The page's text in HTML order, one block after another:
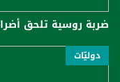
ضربة روسية تلحق
دوليّات